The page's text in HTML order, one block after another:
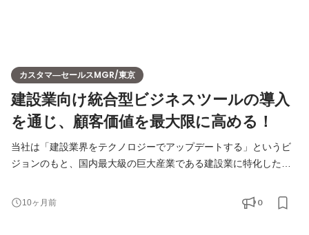
カスタマ―セールスMGR/東京
建設業向け統合型ビジネスツールの導入
を通じ、顧客価値を最大限に高める！
当社は「建設業界をテクノロジーでアップデートする」というビ
ジョンのもと、国内最大級の巨大産業である建設業に特化した事
わらず、建設業の働き手が日々減少している現状に対し少しでも
力になれるようデータやテクノロジーを活用した経営支援をして
10ヶ月前 0